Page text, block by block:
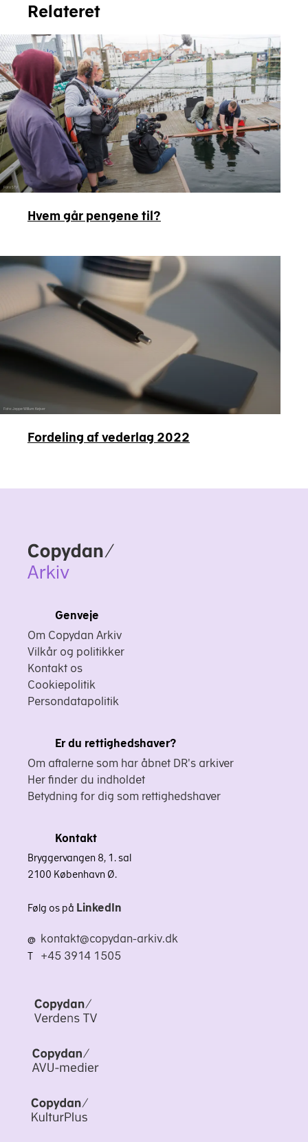
Relateret
Foto STV
Hvem går pengene til?
Foto: Jeppe Willum Kejser
Fordeling af vederlag 2022
Copydan
Genveje
Om Copydan Arkiv
Vilkår og politikker
Kontakt os
Cookiepolitik
Persondatapolitik
Er du rettighedshaver?
Om aftalerne som har åbnet DR's arkiver
Her finder du indholdet
Betydning for dig som rettighedshaver
Kontakt
Bryggervangen 8, 1. sal
2100 København Ø.
Følg os på LinkedIn
@ kontakt@copydan-arkiv.dk
T +45 3914 1505